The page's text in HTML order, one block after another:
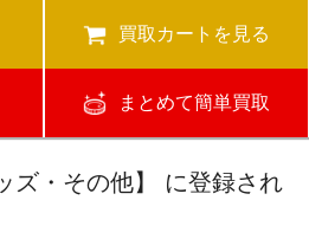
買取カートを見る
まとめて簡単買取
ズ・その他】 に登録され